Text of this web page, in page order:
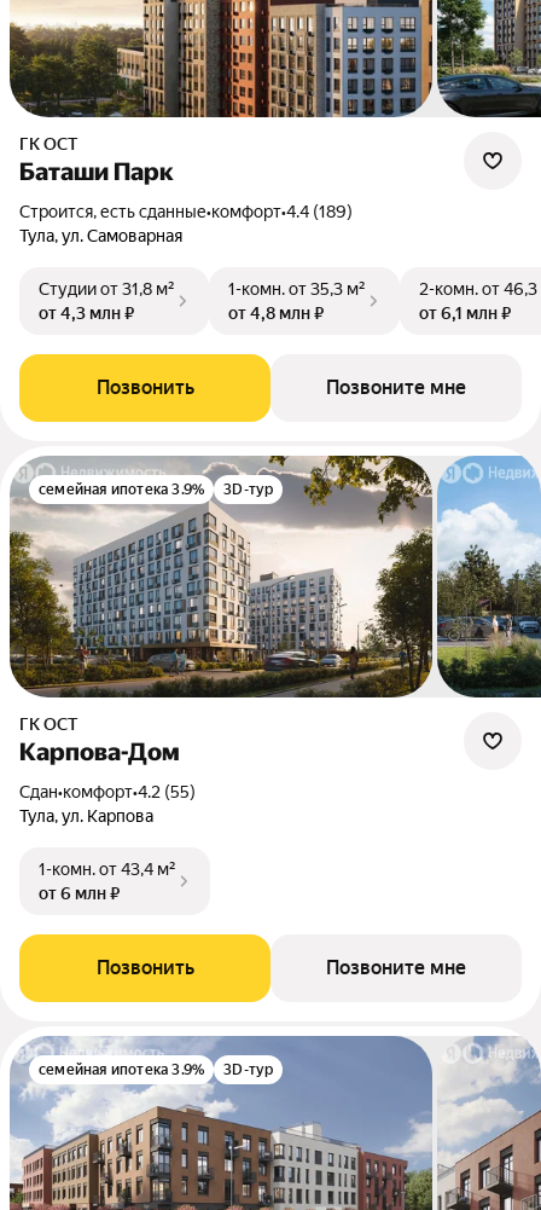
ГК ОСТ
Баташи Парк
Строится, есть сданные•комфорт•4.4 (189)
Тула, ул. Самоварная
Студииот 31,8 м²
от 4,3 млн ₽
1-комн.от 35,3 м²
от 4,8 млн ₽
2-комн.от 46,3
от 6,1 млн ₽
Позвонить Позвоните мне
семейная ипотека 3.9% 3D-тур
ГК ОСТ
Карпова-Дом
Сдан•комфорт•4.2 (55)
Тула, ул. Карпова
1-комн.от 43,4 м²
от 6 млн ₽
Позвонить Позвоните мне
семейная ипотека 3.9% 3D-тур